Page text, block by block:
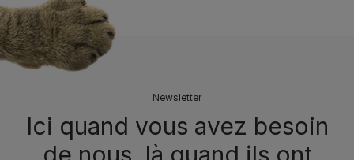
Newsletter
Ici quand vous avez besoin
de nous, là quand ils ont